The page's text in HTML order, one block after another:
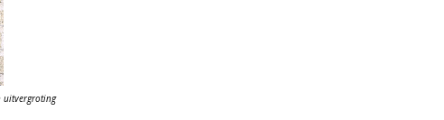
uitvergroting